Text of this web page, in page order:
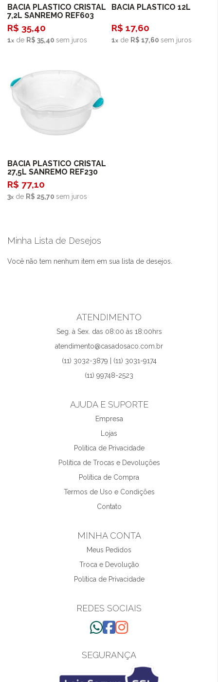
Comprar
BACIA PLASTICO CRISTAL
7,2L SANREMO REF603
R$ 35,40
1 de R$ 35,40 sem juros
Comprar
BACIA PLASTICO 12L
R$ 17,60
1 de R$ 17,60 sem juros
Comprar
BACIA PLASTICO CRISTAL
27,5L SANREMO REF230
R$ 77,10
3 de R$ 25,70 sem juros
Minha Lista de Desejos
Você não tem nenhum item em sua lista de desejos.
ATENDIMENTO
Seg. à Sex. das 08:00 às 18:00hrs
atendimento@casadosaco.com.br
(11) 3032-3879 | (11) 3031-9174
(11) 99748-2523
AJUDA E SUPORTE
Empresa
Lojas
Política de Privacidade
Política de Trocas e Devoluções
Política de Compra
Termos de Uso e Condições
Contato
MINHA CONTA
Meus Pedidos
Troca e Devolução
Política de Privacidade
REDES SOCIAIS
SEGURANÇA